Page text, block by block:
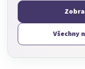
Všechny